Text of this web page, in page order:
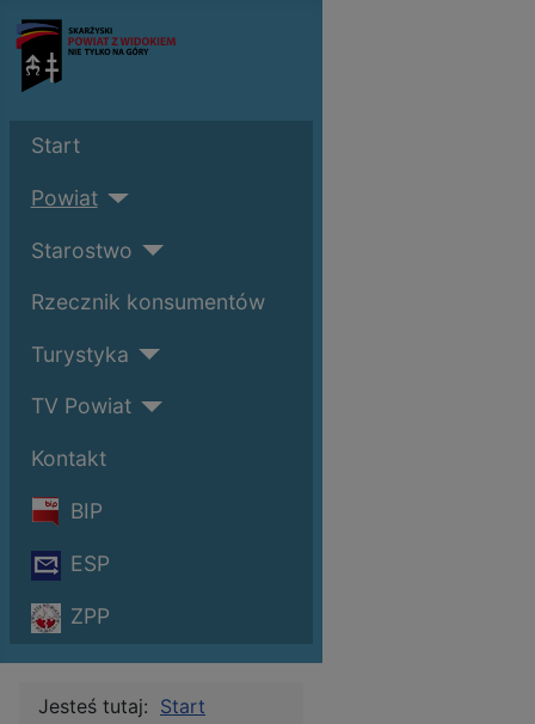
Start
Powiat
Starostwo
Rzecznik konsumentów
Turystyka
TV Powiat
Kontakt
BIP
ESP
ZPP
Jesteś tutaj: Start